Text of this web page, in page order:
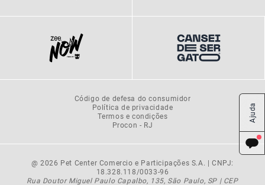
Código de defesa do consumidor
Política de privacidade
Termos e condições
Procon - RJ
@ 2026 Pet Center Comercio e Participações S.A. | CNPJ:
18.328.118/0033-96
Rua Doutor Miguel Paulo Capalbo, 135, São Paulo, SP | CEP
Ajuda